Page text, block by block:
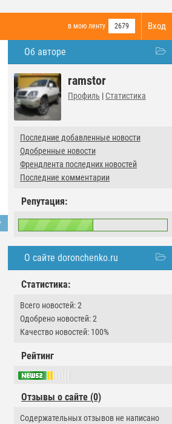
Вход
в мою ленту 2679
Об авторе
ramstor
Профиль | Статистика
Последние добавленные новости
Одобренные новости
Френдлента последних новостей
Последние комментарии
Репутация:
О сайте doronchenko.ru
Статистика:
Всего новостей: 2
Одобрено новостей: 2
Качество новостей: 100%
Рейтинг
Отзывы о сайте (0)
Содержательных отзывов не написано